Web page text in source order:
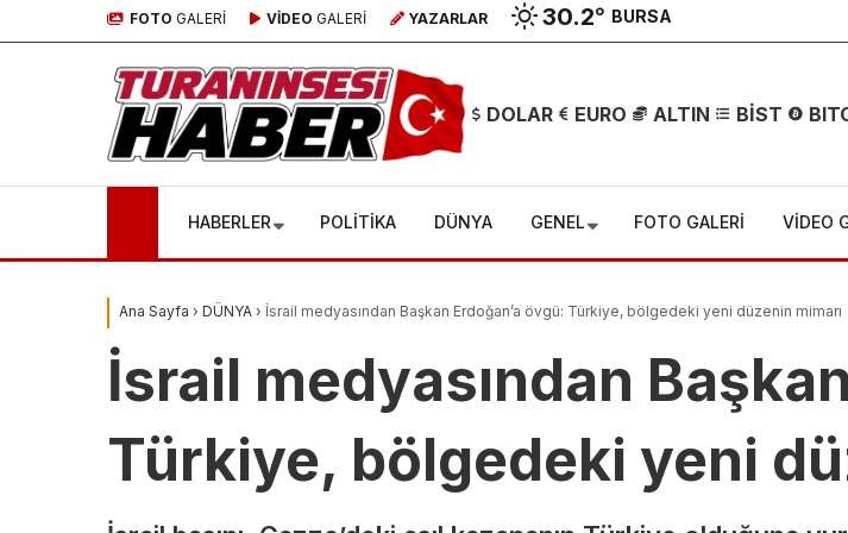
FOTO GALERİ VİDEO GALERİ YAZARLAR 30.2° BURSA
DOLAR EURO ALTIN BİST
HABERLER POLİTİKA DÜNYA GENEL FOTO GALERİ VİDEO
Ana Sayfa › DÜNYA › İsrail medyasından Başkan Erdoğan’a övgü: Türkiye, bölgedeki yeni düzenin mimarı
İsrail medyasından
Türkiye, bölgedeki yeni